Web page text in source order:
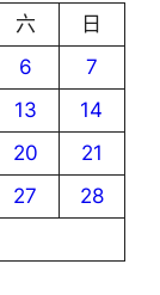
六
日
6
7
13
14
20
21
27
28